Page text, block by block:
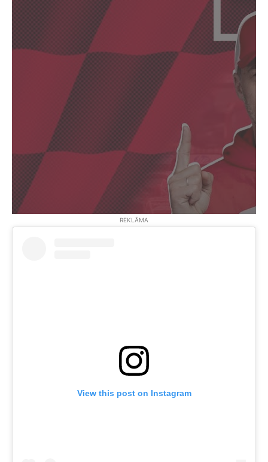
REKLĀMA
View this post on Instagram